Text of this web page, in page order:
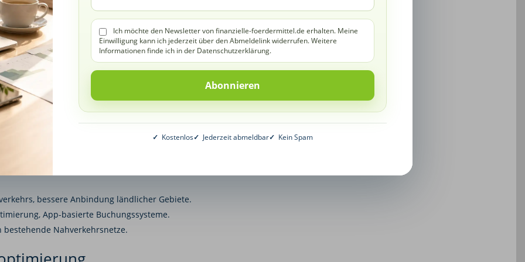
Alternative im Nahverkehr
zunehmend durch und ersetzen Dieselbusse in vielen Städten.
Lärm, CO₂-frei.
viele Städte bereits auf vollelektrische Busflotten.
Intelligente Mobilität auf Abruf
und bedarfsgerechte Transportangebote, z. B. durch
bessere Anbindung ländlicher Gebiete.
App-basierte Buchungssysteme.
bestehende Nahverkehrsnetze.
Ich möchte den Newsletter von finanzielle-foerdermittel.de erhalten. Meine
Einwilligung kann ich jederzeit über den Abmeldelink widerrufen. Weitere
Informationen finde ich in der Datenschutzerklärung.
✓ Kostenlos✓ Jederzeit abmeldbar✓ Kein Spam